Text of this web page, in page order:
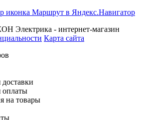
Маршрут в Яндекс.Навигатор
Электрика - интернет-магазин
Карта сайта
оплаты
на товары